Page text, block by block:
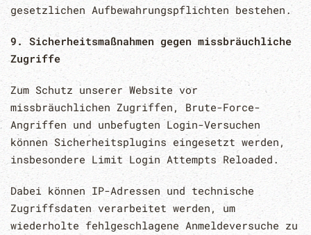
gesetzlichen Aufbewahrungspflichten bestehen.
9. Sicherheitsmaßnahmen gegen missbräuchliche
Zugriffe
Zum Schutz unserer Website vor
missbräuchlichen Zugriffen, Brute-Force-
Angriffen und unbefugten Login-Versuchen
können Sicherheitsplugins eingesetzt werden,
insbesondere Limit Login Attempts Reloaded .
Dabei können IP-Adressen und technische
Zugriffsdaten verarbeitet werden, um
wiederholte fehlgeschlagene Anmeldeversuche zu